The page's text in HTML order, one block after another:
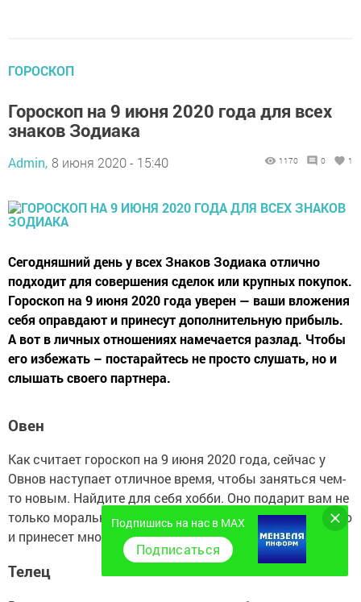
ГОРОСКОП
Гороскоп на 9 июня 2020 года для всех
знаков Зодиака
Admin, 8 июня 2020 - 15:40 1170 0 1
Сегодняшний день у всех Знаков Зодиака отлично
подходит для совершения сделок или крупных покупок.
Гороскоп на 9 июня 2020 года уверен — ваши вложения
себя оправдают и принесут дополнительную прибыль.
А вот в личных отношениях намечается разлад. Чтобы
его избежать – постарайтесь не просто слушать, но и
слышать своего партнера.
Овен
Как считает гороскоп на 9 июня 2020 года, сейчас у
Овнов наступает отличное время, чтобы заняться чем-
то новым. Найдите для себя хобби. Оно подарит вам не
только моральное и эмоциональное удовлетворение, но
и принесет множество интересных знакомств.
Телец
Подпишись на нас в MAX
Подписаться